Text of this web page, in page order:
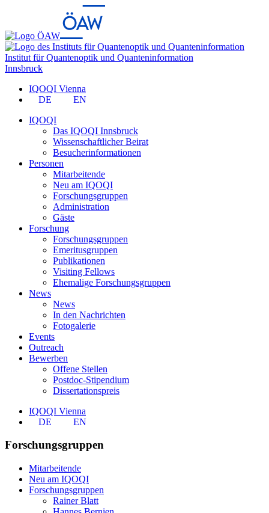
Institut für Quantenoptik und Quanteninformation
Innsbruck
IQOQI Vienna
DE
EN
IQOQI
Das IQOQI Innsbruck
Wissenschaftlicher Beirat
Besucherinformationen
Personen
Mitarbeitende
Neu am IQOQI
Forschungsgruppen
Administration
Gäste
Forschung
Forschungsgruppen
Emeritusgruppen
Publikationen
Visiting Fellows
Ehemalige Forschungsgruppen
News
News
In den Nachrichten
Fotogalerie
Events
Outreach
Bewerben
Offene Stellen
Postdoc-Stipendium
Dissertationspreis
IQOQI Vienna
DE
EN
Forschungsgruppen
Mitarbeitende
Neu am IQOQI
Forschungsgruppen
Rainer Blatt